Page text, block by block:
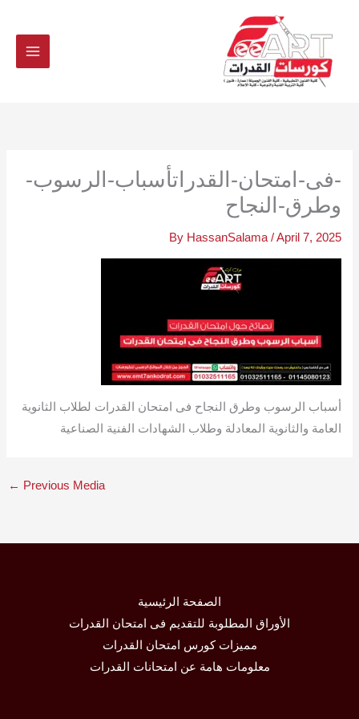
-فى-امتحان-القدراتأسباب-الرسوب-
وطرق-النجاح
By HassanSalama /April 7, 2025
أسباب الرسوب وطرق النجاح فى امتحان القدرات لطلاب الثانوية
العامة والثانوية المعادلة وطلاب الشهادات الفنية الصناعية
← Previous Media
الصفحة الرئيسية
الأوراق المطلوبة للتقديم فى امتحان القدرات
مميزات كورس امتحان القدرات
معلومات هامة عن امتحانات القدرات